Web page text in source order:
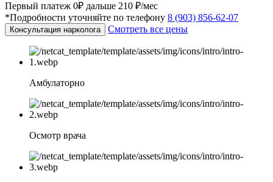
Первый платеж 0₽ дальше 210 ₽/мес
*Подробности уточняйте по телефону 8 (903) 856-62-07
Консультация нарколога Смотреть все цены
Амбулаторно
Осмотр врача